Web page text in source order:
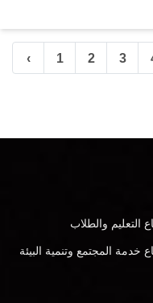
‹ 1 2 3
التعليم والطلاب
خدمة المجتمع وتنمية البيئة